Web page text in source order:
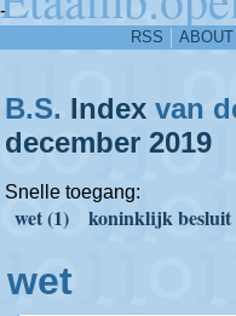
-
RSS ABOUT
B.S. Index van
december 2019
Snelle toegang:
wet (1) koninklijk besluit
wet